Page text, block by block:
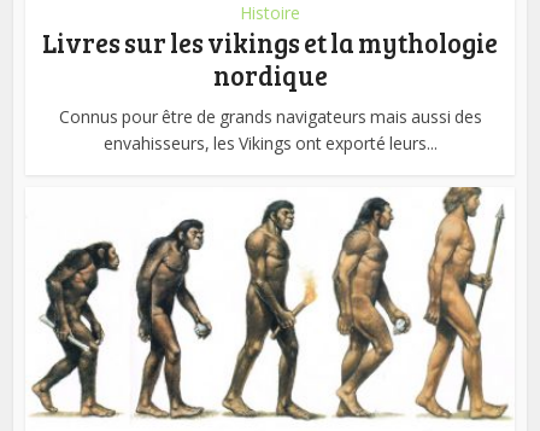
Histoire
Livres sur les vikings et la mythologie
nordique
Connus pour être de grands navigateurs mais aussi des
envahisseurs, les Vikings ont exporté leurs...